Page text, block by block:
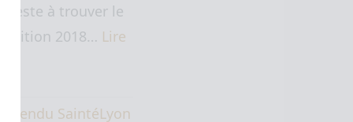
(reste à trouver le
2018… Lire
rendu SaintéLyon